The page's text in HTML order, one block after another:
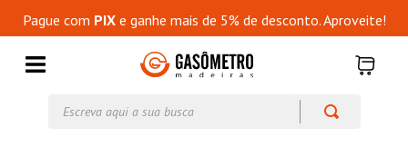
Pague com PIXe ganhe mais de 5% de desconto. Aproveite!